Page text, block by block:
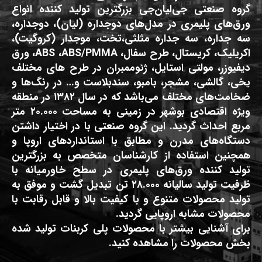
گروه صنعتی جی‌لیان‌جی بزرگترین تولید کننده انواع
ورق‌های پلیمری در مدل‌های دوجداره (لیان)، دوجداره،
سه جداره، سه جداره مثلثی،تخت، موجدار (کروگیت)،
اکریلیک، کریستال، طرح سفال، ABS ،ABS/PMMA، ورق
دیفیوزر، مولتی استایل، ژئوممبران در طرح های مختلف
یخی، گالشی، مشجر، بامبو، سندبلاست و… در رنگ‌ها و
ضخامت‌های مختلف می‌باشد که در سال ۱۳۸۲ در منطقه
ویژه اقتصادی بوشهر در زمینی به مساحت ۲۰.۰۰۰ متر
مربع احداث گردید. این گروه صنعتی با در اختیار داشتن
دستگاه‌های مدرن و مطابق با استانداردهای اروپا و
همچنین استفاده از کارشناسان متخصص به بزرگترین
تولید کننده ورق‌های پلیمری در سطح خاورمیانه با
ظرفیت تولید سالیانه ۲۸.۰۰۰ تن تبدیل گشت و موفق به
تولید محصولات متنوع و با کیفیت بالا و قابل رقابت با
محصولات مشابه اروپایی گردید.
برای آشنایی بیشتر با محصولات پلی کربنات تولید شده
بخش محصولات را مشاهده کنید.